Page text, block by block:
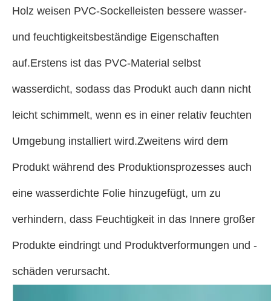
Holz weisen PVC-Sockelleisten bessere wasser-
und feuchtigkeitsbeständige Eigenschaften
auf.Erstens ist das PVC-Material selbst
wasserdicht, sodass das Produkt auch dann nicht
leicht schimmelt, wenn es in einer relativ feuchten
Umgebung installiert wird.Zweitens wird dem
Produkt während des Produktionsprozesses auch
eine wasserdichte Folie hinzugefügt, um zu
verhindern, dass Feuchtigkeit in das Innere großer
Produkte eindringt und Produktverformungen und -
schäden verursacht.